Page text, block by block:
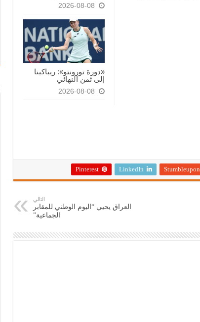
2026-08-08
«دورة تورونتو»: ريباكينا
إلى ثمن النهائي
2026-08-08
Stumbleupon
LinkedIn
Pinterest
التالي
العراق يحيي “اليوم الوطني للمقابر
الجماعية”